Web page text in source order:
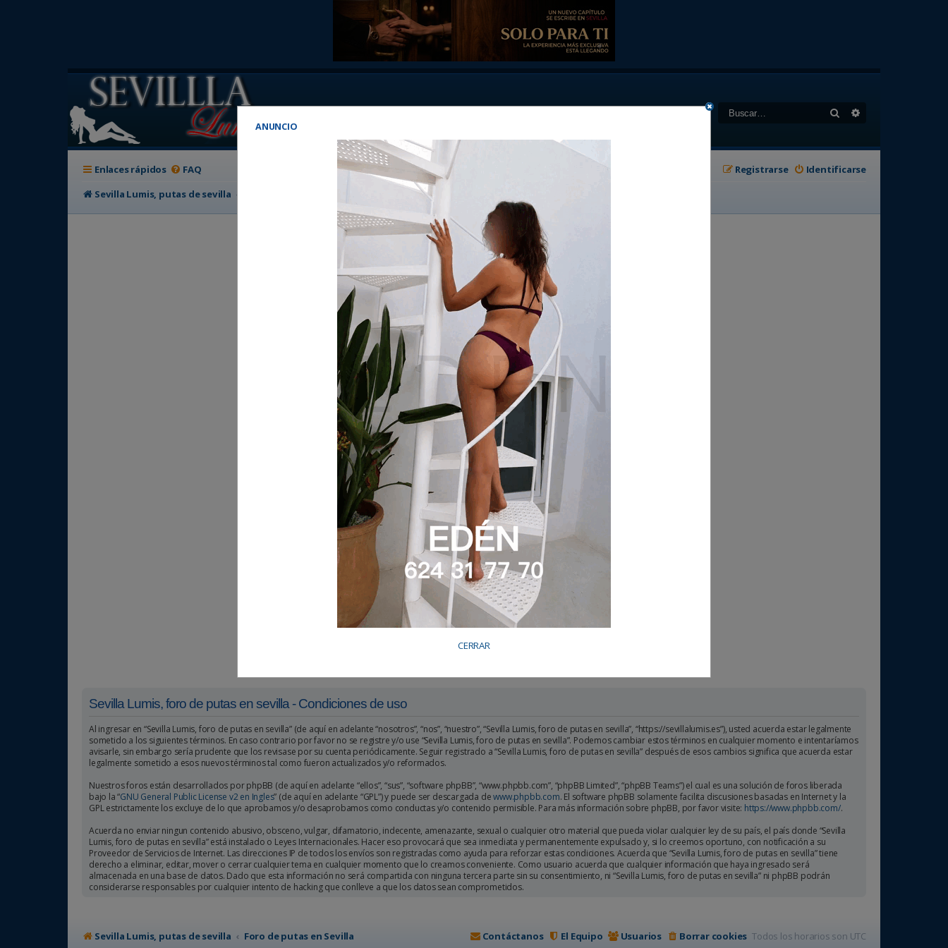
Buscar
Enlaces rápidos FAQ Identificarse
Registrarse
Sevilla Lumis, putas de sevilla
Sevilla Lumis, foro de putas en sevilla - Condiciones de uso
Al ingresar en “Sevilla Lumis, foro de putas en sevilla” (de aquí en adelante “nosotros”, “nos”, “nuestro”, “Sevilla Lumis, foro de putas en sevilla”, “https://sevillalumis.es”), usted acuerda estar legalmente
sometido a los siguientes términos. En caso contrario por favor no se registre y/o use “Sevilla Lumis, foro de putas en sevilla”. Podemos cambiar estos términos en cualquier momento e intentaríamos
avisarle, sin embargo sería prudente que los revisase por su cuenta periódicamente. Seguir registrado a “Sevilla Lumis, foro de putas en sevilla” después de esos cambios significa que acuerda estar
legalmente sometido a esos nuevos términos tal como fueron actualizados y/o reformados.
Nuestros foros están desarrollados por phpBB (de aquí en adelante “ellos”, “sus”, “software phpBB”, “www.phpbb.com”, “phpBB Limited”, “phpBB Teams”) el cual es una solución de foros liberada
bajo la “GNU General Public License v2 en Ingles” (de aquí en adelante “GPL”) y puede ser descargada dewww.phpbb.com. El software phpBB solamente facilita discusiones basadas en Internet y la
GPL estrictamente los excluye de lo que aprobamos y/o desaprobamos como conductas y/o contenido permisible. Para más información sobre phpBB, por favor visite: https://www.phpbb.com/.
Acuerda no enviar ningun contenido abusivo, obsceno, vulgar, difamatorio, indecente, amenazante, sexual o cualquier otro material que pueda violar cualquier ley de su país, el país donde “Sevilla
Lumis, foro de putas en sevilla” está instalado o Leyes Internacionales. Hacer eso provocará que sea inmediata y permanentemente expulsado y, si lo creemos oportuno, con notificación a su
Proveedor de Servicios de Internet. Las direcciones IP de todos los envíos son registradas como ayuda para reforzar estas condiciones. Acuerda que “Sevilla Lumis, foro de putas en sevilla” tiene
derecho a eliminar, editar, mover o cerrar cualquier tema en cualquier momento que lo creamos conveniente. Como usuario acuerda que cualquier información que haya ingresado será
almacenada en una base de datos. Dado que esta información no será compartida con ninguna tercera parte sin su consentimiento, ni “Sevilla Lumis, foro de putas en sevilla” ni phpBB podrán
considerarse responsables por cualquier intento de hacking que conlleve a que los datos sean comprometidos.
Sevilla Lumis, putas de sevilla Foro de putas en Sevilla Todos los horarios son UTC
Borrar cookies
Usuarios
El Equipo
Contáctanos
ANUNCIO
CERRAR